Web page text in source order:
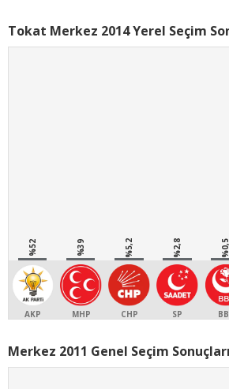
Tokat Merkez 2014 Yerel Seçim
%52
AKP
%39
MHP
%5,2
CHP
%2,8
SP
%0,5
Merkez 2011 Genel Seçim Sonuçları